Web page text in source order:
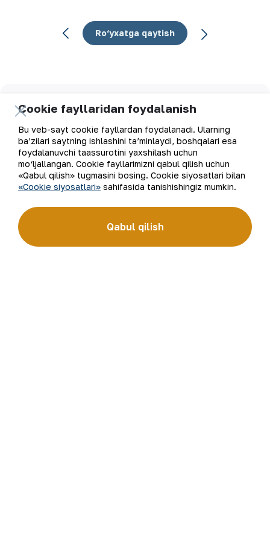
Ro‘yxatga qaytish
Elektron pochta manzili
Yangilanishlarga obuna bo'ling
“Navoiy kon-metallurgiya kombinati” AJ (“NKMK” AJ)
to‘rttaligiga kiradi. Kombinat yer osti boyliklari zaxiralarini
geologik qidirish, qazib olish va qayta ishlashdan to tayyor
mahsulot olishgacha bo‘lgan ishlab chiqarish jarayonlari
to‘liq amalga oshiriladigan sanoat klasteridir. “NKMK”
Cookie fayllaridan foydalanish
Bu veb-sayt cookie fayllardan foydalanadi. Ularning
ba’zilari saytning ishlashini ta’minlaydi, boshqalari esa
foydalanuvchi taassurotini yaxshilash uchun
mo‘ljallangan. Cookie fayllarimizni qabul qilish uchun
«Qabul qilish» tugmasini bosing. Cookie siyosatlari bilan
«Cookie siyosatlari» sahifasida tanishishingiz mumkin.
Qabul qilish